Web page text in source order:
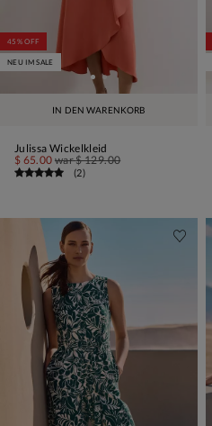
IN DEN WARENKORB
45% OFF
NEU IM SALE
Julissa Wickelkleid
$ 65.00 war$ 129.00
(2)